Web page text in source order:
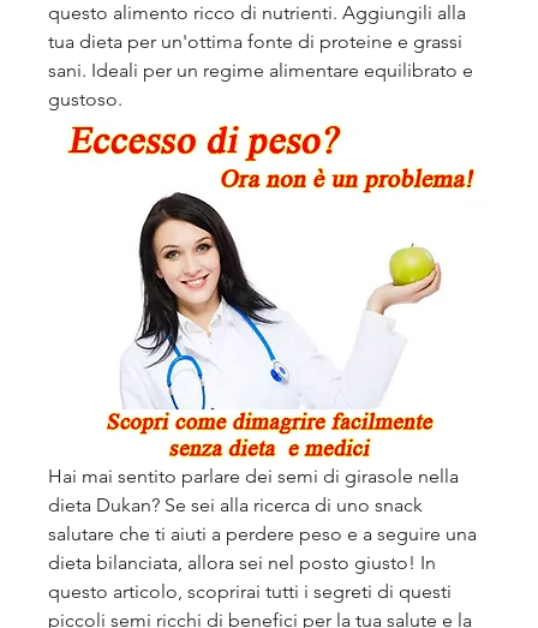
questo alimento ricco di nutrienti. Aggiungili alla
tua dieta per un'ottima fonte di proteine e grassi
sani. Ideali per un regime alimentare equilibrato e
gustoso.
Hai mai sentito parlare dei semi di girasole nella
dieta Dukan? Se sei alla ricerca di uno snack
salutare che ti aiuti a perdere peso e a seguire una
dieta bilanciata, allora sei nel posto giusto! In
questo articolo, scoprirai tutti i segreti di questi
piccoli semi ricchi di benefici per la tua salute e la